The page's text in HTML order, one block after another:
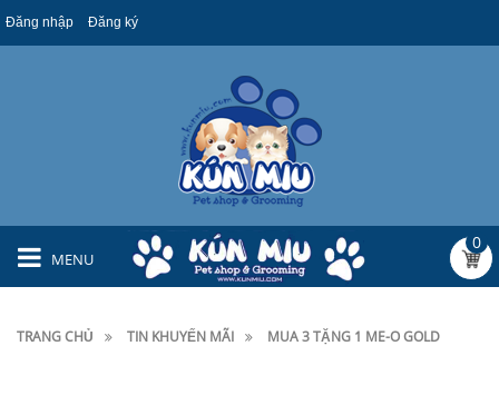
Đăng nhập Đăng ký
MENU
0
TRANG CHỦ TIN KHUYẾN MÃI MUA 3 TẶNG 1 ME-O GOLD